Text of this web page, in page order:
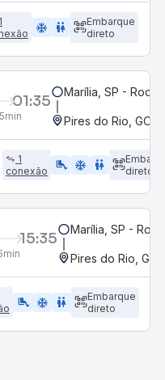
1
ac_unit wc
Embarque
direto
01:35 Marília, SP -
Pires do Rio, GO -
1
conexão
airline_seat_legroom_extra ac_unit WC
direto
15:35 Marília, SP -
Pires do Rio, GO
airline_seat_legroom_extra ac_unit WC
Embarque
direto